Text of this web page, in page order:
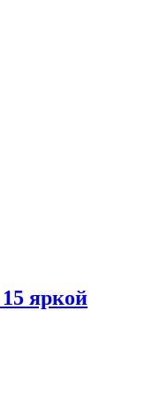
яркой